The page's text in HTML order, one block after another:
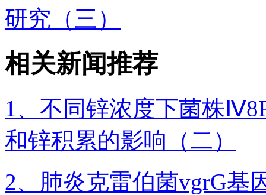
研究（三）
相关新闻推荐
1、不同锌浓度下菌株
和锌积累的影响（二）
2、肺炎克雷伯菌vgrG基